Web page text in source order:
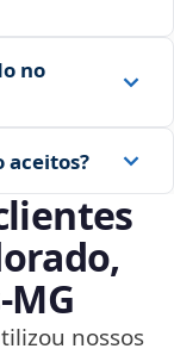
no
aceitos?
nossos